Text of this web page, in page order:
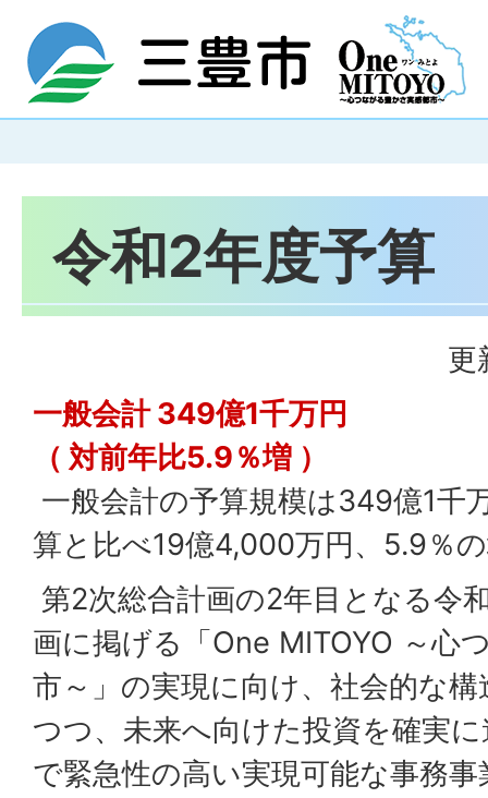
令和2年度予算
更
一般会計 349億1千万円
（ 対前年比5.9％増 ）
一般会計の予算規模は349億1千
算と比べ19億4,000万円、5.9％
第2次総合計画の2年目となる令
画に掲げる「One MITOYO ～心
市～」の実現に向け、社会的な
つつ、未来へ向けた投資を確実
で緊急性の高い実現可能な事務